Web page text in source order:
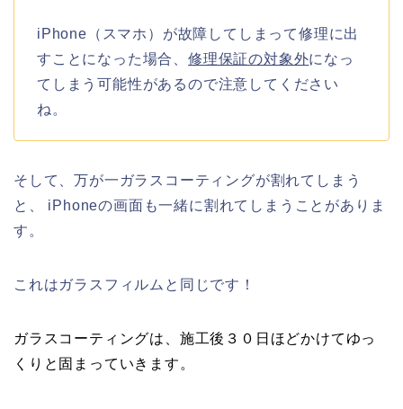
iPhone（スマホ）が故障してしまって修理に出
すことになった場合、 修理保証の対象外になっ
てしまう可能性があるので注意してください
ね。
そして、万が一ガラスコーティングが割れてしまう
と、 iPhoneの画面も一緒に割れてしまうことがありま
す。
これはガラスフィルムと同じです！
ガラスコーティングは、施工後３０日ほどかけてゆっ
くりと固まっていきます。